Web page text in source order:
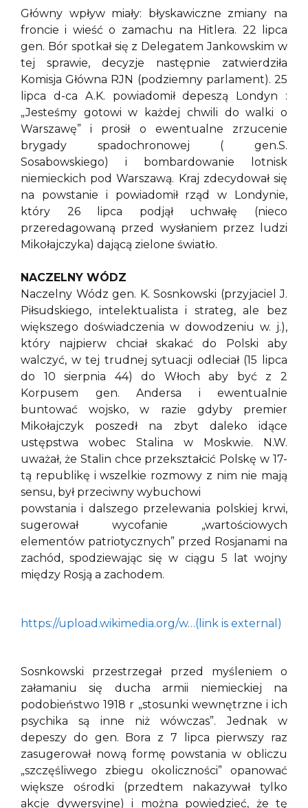
Główny wpływ miały: błyskawiczne zmiany na
froncie i wieść o zamachu na Hitlera. 22 lipca
gen. Bór spotkał się z Delegatem Jankowskim w
tej sprawie, decyzje następnie zatwierdziła
Komisja Główna RJN (podziemny parlament). 25
lipca d-ca A.K. powiadomił depeszą Londyn :
„Jesteśmy gotowi w każdej chwili do walki o
Warszawę” i prosił o ewentualne zrzucenie
brygady spadochronowej ( gen.S.
Sosabowskiego) i bombardowanie lotnisk
niemieckich pod Warszawą. Kraj zdecydował się
na powstanie i powiadomił rząd w Londynie,
który 26 lipca podjął uchwałę (nieco
przeredagowaną przed wysłaniem przez ludzi
Mikołajczyka) dającą zielone światło.
NACZELNY WÓDZ
Naczelny Wódz gen. K. Sosnkowski (przyjaciel J.
Piłsudskiego, intelektualista i strateg, ale bez
większego doświadczenia w dowodzeniu w. j.),
który najpierw chciał skakać do Polski aby
walczyć, w tej trudnej sytuacji odleciał (15 lipca
do 10 sierpnia 44) do Włoch aby być z 2
Korpusem gen. Andersa i ewentualnie
buntować wojsko, w razie gdyby premier
Mikołajczyk poszedł na zbyt daleko idące
ustępstwa wobec Stalina w Moskwie. N.W.
uważał, że Stalin chce przekształcić Polskę w 17-
tą republikę i wszelkie rozmowy z nim nie mają
sensu, był przeciwny wybuchowi
powstania i dalszego przelewania polskiej krwi,
sugerował wycofanie „wartościowych
elementów patriotycznych” przed Rosjanami na
zachód, spodziewając się w ciągu 5 lat wojny
między Rosją a zachodem.
https://upload.wikimedia.org/w…(link is external)
Sosnkowski przestrzegał przed myśleniem o
załamaniu się ducha armii niemieckiej na
podobieństwo 1918 r „stosunki wewnętrzne i ich
psychika są inne niż wówczas”. Jednak w
depeszy do gen. Bora z 7 lipca pierwszy raz
zasugerował nową formę powstania w obliczu
„szczęśliwego zbiegu okoliczności” opanować
większe ośrodki (przedtem nakazywał tylko
akcje dywersyjne) i można powiedzieć, że tę